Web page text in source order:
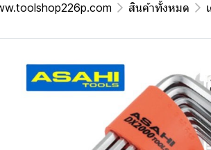
สินค้าทั้งหมด